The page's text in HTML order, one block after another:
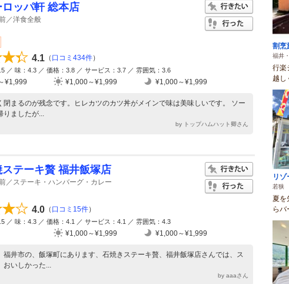
ロッパ軒 総本店
／洋食全般
4.1 （ 口コミ434件）
／ 味：4.3 ／ 価格：3.8 ／ サービス：3.7 ／ 雰囲気：3.6
¥1,999 ¥1,000～¥1,999 ¥1,000～¥1,999
閉まるのが残念です。ヒレカツのカツ丼がメインで味は美味しいです。 ソー
りましたが...
by トップハムハット卿さん
ステーキ贅 福井飯塚店
／ステーキ・ハンバーグ・カレー
4.0 （ 口コミ15件）
／ 味：4.3 ／ 価格：4.1 ／ サービス：4.1 ／ 雰囲気：4.3
¥1,000～¥1,999 ¥1,000～¥1,999
福井市の、飯塚町にあります、石焼きステーキ贅、福井飯塚店さんでは、ス
おいしかった...
by aaaさん
割
福井
行楽
越し
リゾ
若狭
夏を
ら